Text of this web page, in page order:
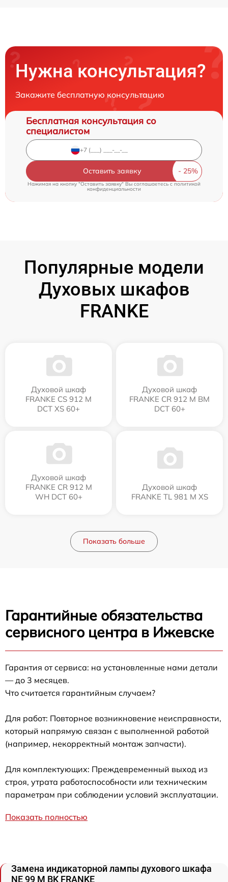
Нужна консультация?
Закажите бесплатную консультацию
Бесплатная консультация со
специалистом
Оставить заявку
Нажимая на кнопку "Оставить заявку" Вы соглашаетесь cполитикой
конфиденциальности
Популярные модели
Духовых шкафов
FRANKE
Духовой шкаф
FRANKE CS 912 M
DCT XS 60+
Духовой шкаф
FRANKE CR 912 M BM
DCT 60+
Духовой шкаф
FRANKE CR 912 M
WH DCT 60+
Духовой шкаф
FRANKE TL 981 M XS
Показать больше
Гарантийные обязательства
сервисного центра в Ижевске
Гарантия от сервиса: на установленные нами детали
— до 3 месяцев.
Что считается гарантийным случаем?
Для работ: Повторное возникновение неисправности,
который напрямую связан с выполненной работой
(например, некорректный монтаж запчасти).
Для комплектующих: Преждевременный выход из
строя, утрата работоспособности или техническим
параметрам при соблюдении условий эксплуатации.
Показать полностью
Замена индикаторной лампы духового шкафа
NE 99 M BK FRANKE